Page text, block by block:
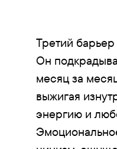
Третий
Он
месяц за
выжигая
энергию и